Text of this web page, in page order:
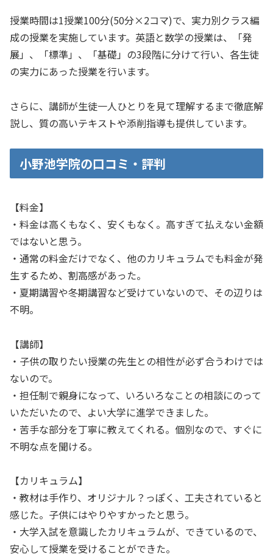
授業時間は1授業100分(50分×2コマ)で、実力別クラス編
成の授業を実施しています。英語と数学の授業は、「発
展」、「標準」、「基礎」の3段階に分けて行い、各生徒
の実力にあった授業を行います。
さらに、講師が生徒一人ひとりを見て理解するまで徹底解
説し、質の高いテキストや添削指導も提供しています。
小野池学院の口コミ・評判
【料金】
・料金は高くもなく、安くもなく。高すぎて払えない金額
ではないと思う。
・通常の料金だけでなく、他のカリキュラムでも料金が発
生するため、割高感があった。
・夏期講習や冬期講習など受けていないので、その辺りは
不明。
【講師】
・子供の取りたい授業の先生との相性が必ず合うわけでは
ないので。
・担任制で親身になって、いろいろなことの相談にのって
いただいたので、よい大学に進学できました。
・苦手な部分を丁寧に教えてくれる。個別なので、すぐに
不明な点を聞ける。
【カリキュラム】
・教材は手作り、オリジナル？っぽく、工夫されていると
感じた。子供にはやりやすかったと思う。
・大学入試を意識したカリキュラムが、できているので、
安心して授業を受けることができた。